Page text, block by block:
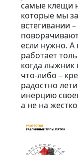
самые клещи
которые мы
встегивании
если нужно.
работает
когда лыжник
что-либо –
радостно
инерцию
а не на